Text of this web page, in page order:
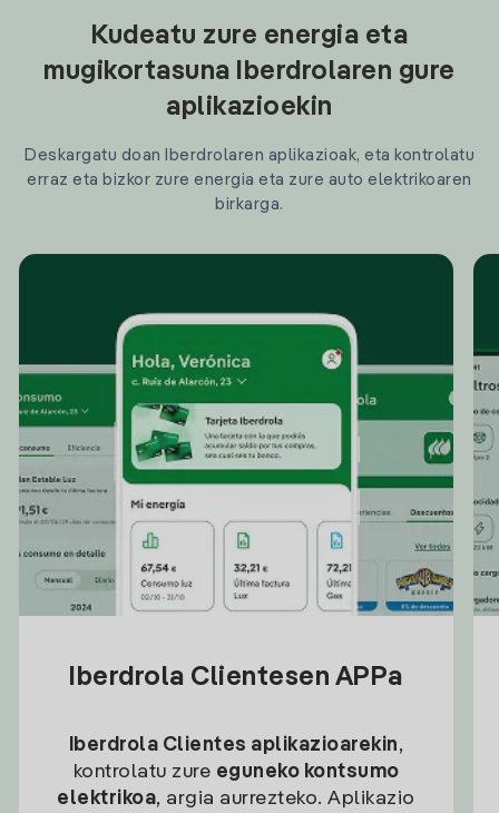
Kudeatu zure energia eta
mugikortasuna Iberdrolaren gure
aplikazioekin
Deskargatu doan Iberdrolaren aplikazioak, eta kontrolatu
erraz eta bizkor zure energia eta zure auto elektrikoaren
birkarga.
Iberdrola Clientesen APPa
Iberdrola Clientes aplikazioarekin,
kontrolatu zure eguneko kontsumo
elektrikoa, argia aurrezteko. Aplikazio